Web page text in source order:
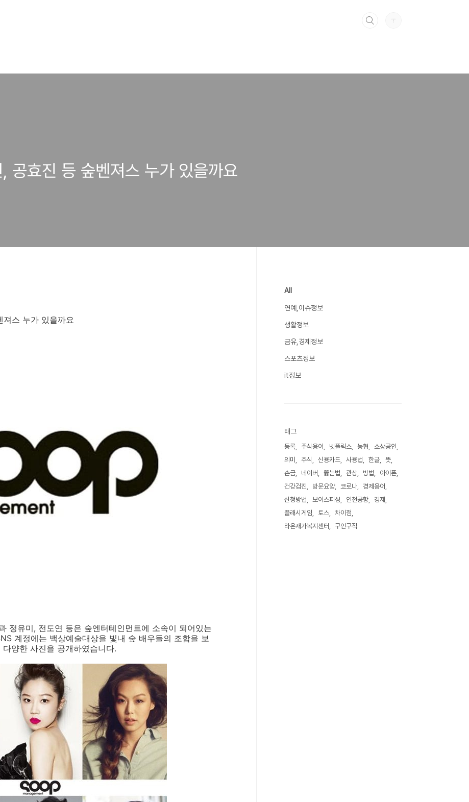
공효진 등 숲벤져스 누가 있을까요
져스 누가 있을까요
정유미, 전도연 등은 숲엔터테인먼트에 소속이 되어있는
계정에는 백상예술대상을 빛내 숲 배우들의 조합을 보
양한 사진을 공개하였습니다.
All
연예,이슈정보
생활정보
금유,경제정보
스포츠정보
it정보
태그
등록 주식용어 넷플릭스 농협
소상공인
의미
주식 신용카드 사용법 한글
뜻
손금
네이버 뚫는법 관상 방법
아이폰
건강검진
방문요양 코로나
경제용어
신청방법
보이스피싱 인천공항
경제
플래시게임
토스
차이점
라온재가복지센터
구인구직